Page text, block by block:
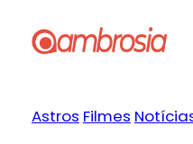
para
Astros Filmes